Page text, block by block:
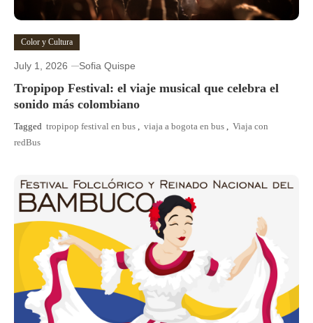
Color y Cultura
July 1, 2026 Sofia Quispe
Tropipop Festival: el viaje musical que celebra el
sonido más colombiano
Tagged tropipop festival en bus , viaja a bogota en bus , Viaja con
redBus